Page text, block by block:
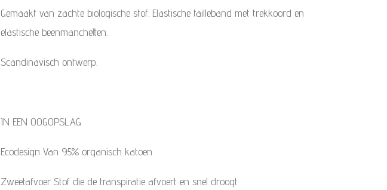
Gemaakt van zachte biologische stof. Elastische tailleband met trekkoord en
elastische beenmanchetten.
Scandinavisch ontwerp.
IN EEN OOGOPSLAG
Ecodesign Van 95% organisch katoen
Zweetafvoer Stof die de transpiratie afvoert en snel droogt